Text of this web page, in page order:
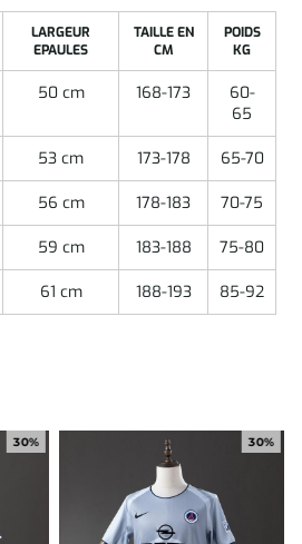
LARGEUR
EPAULES
TAILLE EN
CM
POIDS
KG
50 cm 168-173
60-
65
53 cm 173-178 65-70
56 cm 178-183 70-75
59 cm 183-188 75-80
61 cm 188-193 85-92
30% 30%